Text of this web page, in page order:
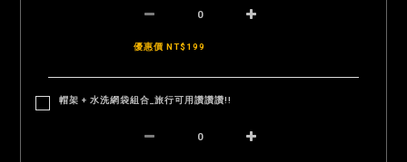
優惠價 NT$199
帽架 + 水洗網袋組合_旅行可用讚讚讚!!